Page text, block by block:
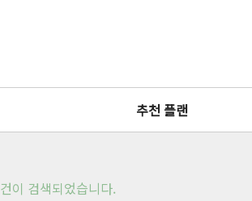
추천 플랜
건이 검색되었습니다.